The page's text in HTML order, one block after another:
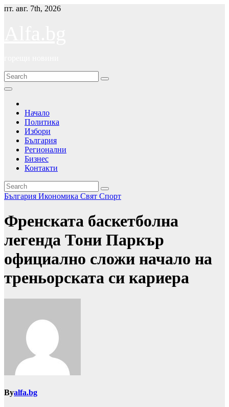
Skip
пт. авг. 7th, 2026
Начало
Политика
Избори
България
Регионални
Бизнес
Контакти
България Икономика Свят Спорт
Френската баскетболна
легенда Тони Паркър
официално сложи начало на
треньорската си кариера
Byalfa.bg